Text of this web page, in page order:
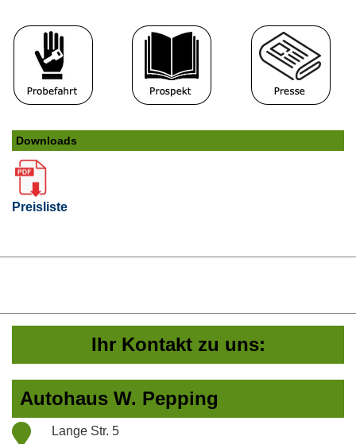
Downloads
Preisliste
Ihr Kontakt zu uns:
Autohaus W. Pepping
Lange Str. 5